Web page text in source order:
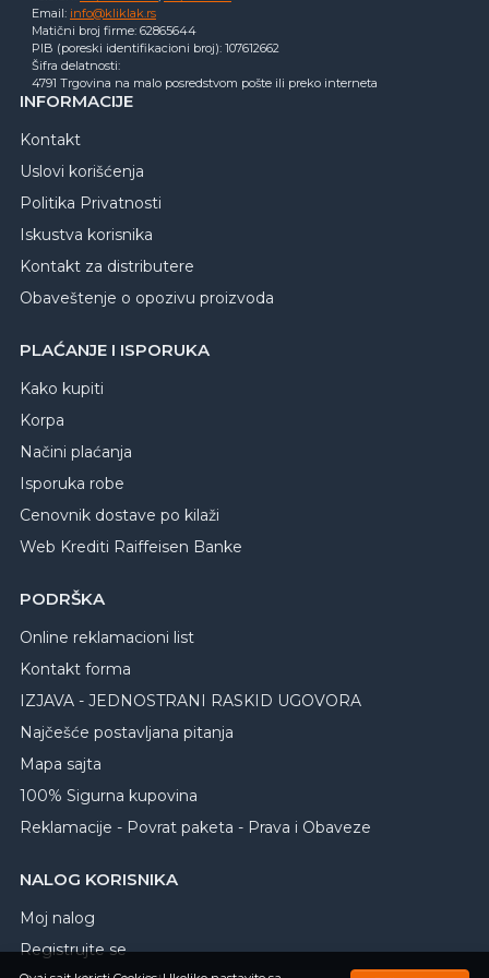
Email: info@kliklak.rs
Matični broj firme: 62865644
PIB (poreski identifikacioni broj): 107612662
Šifra delatnosti:
4791 Trgovina na malo posredstvom pošte ili preko interneta
INFORMACIJE
Kontakt
Uslovi korišćenja
Politika Privatnosti
Iskustva korisnika
Kontakt za distributere
Obaveštenje o opozivu proizvoda
PLAĆANJE I ISPORUKA
Kako kupiti
Korpa
Načini plaćanja
Isporuka robe
Cenovnik dostave po kilaži
Web Krediti Raiffeisen Banke
PODRŠKA
Online reklamacioni list
Kontakt forma
IZJAVA - JEDNOSTRANI RASKID UGOVORA
Najčešće postavljana pitanja
Mapa sajta
100% Sigurna kupovina
Reklamacije - Povrat paketa - Prava i Obaveze
NALOG KORISNIKA
Moj nalog
Registrujte se